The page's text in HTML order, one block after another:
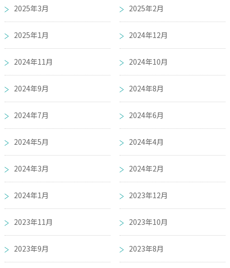
2025年3月 2025年2月
2025年1月 2024年12月
2024年11月 2024年10月
2024年9月 2024年8月
2024年7月 2024年6月
2024年5月 2024年4月
2024年3月 2024年2月
2024年1月 2023年12月
2023年11月 2023年10月
2023年9月 2023年8月